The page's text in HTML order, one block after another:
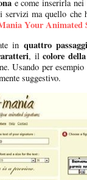
e come inserirla nei
servizi ma quello che
Your Animated
in quattro passaggi
, ilcolore
Usando per esempio
suggestivo.